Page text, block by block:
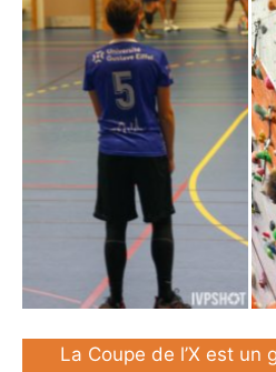
volley masculin
La Coupe de l’X est un